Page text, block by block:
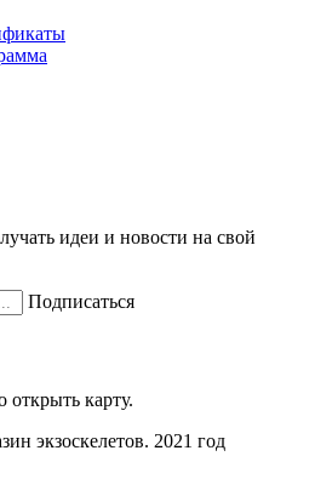
идеи и новости на свой
Подписаться
открыть карту.
экзоскелетов. 2021 год